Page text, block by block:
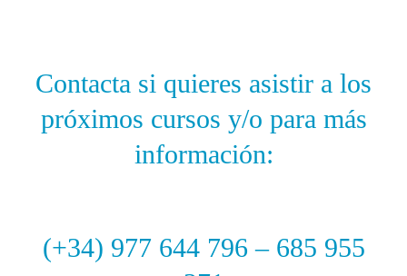
Contacta si quieres asistir a los
próximos cursos y/o para más
información:
(+34) 977 644 796 – 685 955